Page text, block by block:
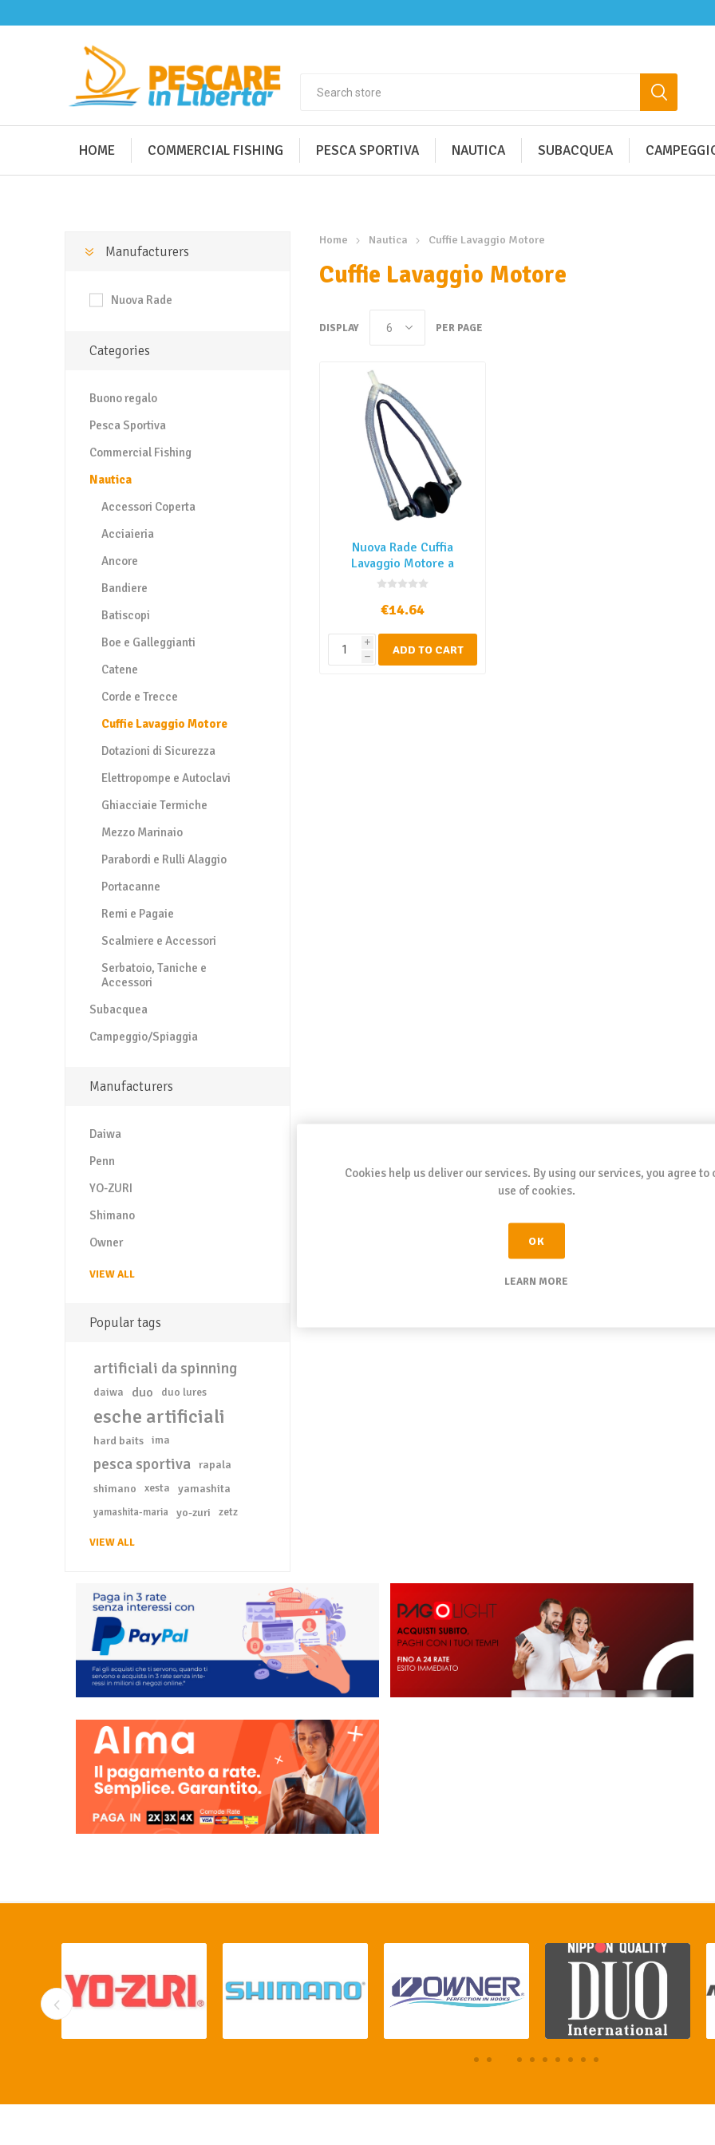
HOME COMMERCIAL FISHING PESCA SPORTIVA NAUTICA SUBACQUEA
Home Nautica Cuffie Lavaggio Motore
Cuffie Lavaggio Motore
DISPLAY PER PAGE
Nuova Rade Cuffia
Lavaggio Motore a
Doppia Alimentazione
€14.64
i
h ADD TO CART
Manufacturers
Nuova Rade
Categories
Buono regalo
Pesca Sportiva
Commercial Fishing
Nautica
Accessori Coperta
Acciaieria
Ancore
Bandiere
Batiscopi
Boe e Galleggianti
Catene
Corde e Trecce
Cuffie Lavaggio Motore
Dotazioni di Sicurezza
Elettropompe e Autoclavi
Ghiacciaie Termiche
Mezzo Marinaio
Parabordi e Rulli Alaggio
Portacanne
Remi e Pagaie
Scalmiere e Accessori
Serbatoio, Taniche e
Accessori
Subacquea
Campeggio/Spiaggia
Manufacturers
Daiwa
Penn
YO-ZURI
Shimano
Owner
VIEW ALL
Popular tags
artificiali da spinning
daiwa duo duo lures
esche artificiali
hard baits ima
pesca sportiva rapala
shimano
xesta yamashita
yamashita-maria yo-zuri zetz
VIEW ALL
Cookies help us deliver our services. By using our services, you agree to
use of cookies.
OK
LEARN MORE